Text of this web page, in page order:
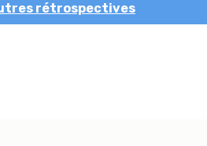
rétrospectives